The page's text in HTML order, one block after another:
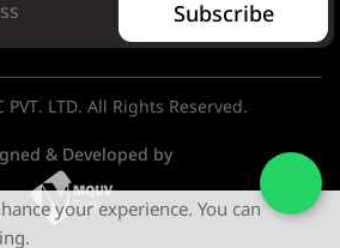
Subscribe
LTD. All Rights Reserved.
& Developed by
your experience. You can